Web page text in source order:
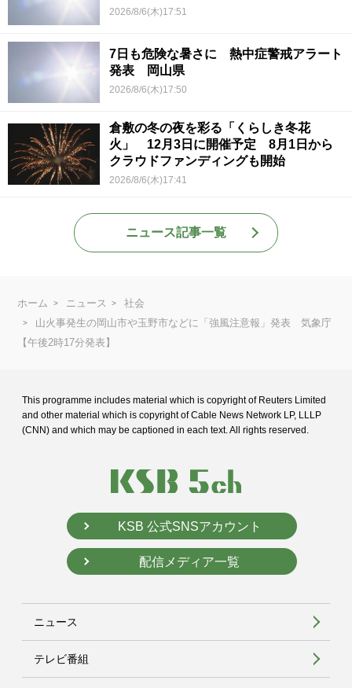
2026/8/6(木)17:51
7日も危険な暑さに 熱中症警戒アラート
発表 岡山県
2026/8/6(木)17:50
倉敷の冬の夜を彩る「くらしき冬花
火」 12月3日に開催予定 8月1日から
クラウドファンディングも開始
2026/8/6(木)17:41
ニュース記事一覧
ホーム ニュース
社会
山火事発生の岡山市や玉野市などに「強風注意報」発表 気象庁
【午後2時17分発表】
This programme includes material which is copyright of Reuters Limited
and other material which is copyright of Cable News Network LP, LLLP
(CNN) and which may be captioned in each text. All rights reserved.
KSB 公式SNSアカウント
配信メディア一覧
ニュース
テレビ番組